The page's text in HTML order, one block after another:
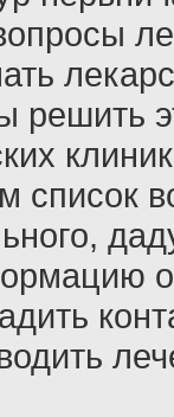
решить
список